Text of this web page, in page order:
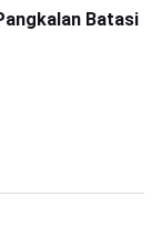
Batasi